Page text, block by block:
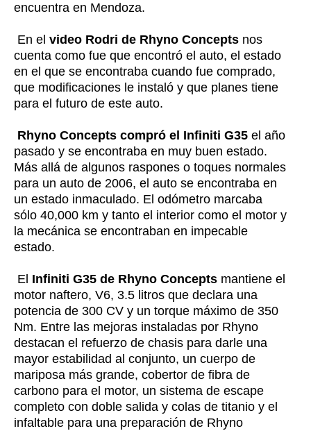
encuentra en Mendoza.
En el video Rodri de Rhyno Concepts nos
cuenta como fue que encontró el auto, el estado
en el que se encontraba cuando fue comprado,
que modificaciones le instaló y que planes tiene
para el futuro de este auto.
Rhyno Concepts compró el Infiniti G35 el año
pasado y se encontraba en muy buen estado.
Más allá de algunos raspones o toques normales
para un auto de 2006, el auto se encontraba en
un estado inmaculado. El odómetro marcaba
sólo 40,000 km y tanto el interior como el motor y
la mecánica se encontraban en impecable
estado.
El Infiniti G35 de Rhyno Concepts mantiene el
motor naftero, V6, 3.5 litros que declara una
potencia de 300 CV y un torque máximo de 350
Nm. Entre las mejoras instaladas por Rhyno
destacan el refuerzo de chasis para darle una
mayor estabilidad al conjunto, un cuerpo de
mariposa más grande, cobertor de fibra de
carbono para el motor, un sistema de escape
completo con doble salida y colas de titanio y el
infaltable para una preparación de Rhyno